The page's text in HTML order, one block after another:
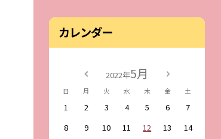
カレンダー
2022年5月
日 月 火 水 木 金 土
1 2 3 4 5 6
7
8
9 10 11 12 13
14